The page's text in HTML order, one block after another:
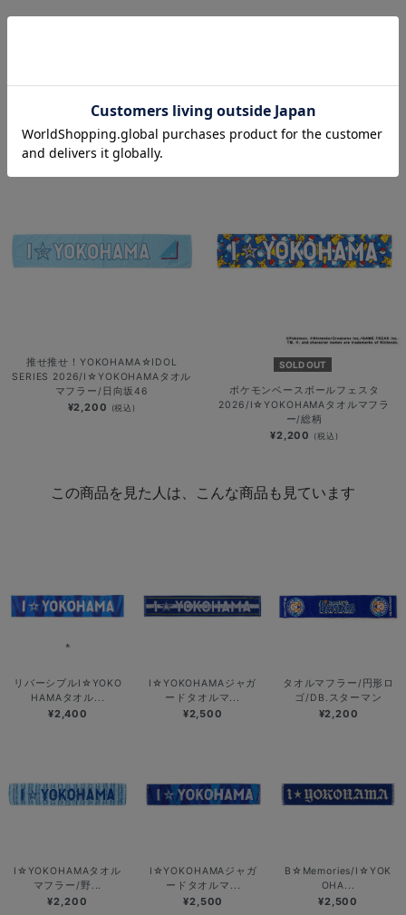
SERIES 2026/I☆YOKOHAMAタオル
¥2,200(税込)
SERIES 2026/I☆YOKOHAMAタオル
マフラー/AKB48
¥2,200(税込)
推せ推せ！YOKOHAMA☆IDOL
SERIES 2026/I☆YOKOHAMAタオル
マフラー/日向坂46
¥2,200 (税込)
SOLD OUT
ポケモンベースボールフェスタ
2026/I☆YOKOHAMAタオルマフラ
ー/総柄
¥2,200 (税込)
この商品を見た人は、こんな商品も見ています
リバーシブルI☆YOKO
HAMAタオル...
¥2,400
I☆YOKOHAMAジャガ
ードタオルマ...
¥2,500
タオルマフラー/円形ロ
ゴ/DB.スターマン
¥2,200
I☆YOKOHAMAタオル
マフラー/野...
¥2,200
I☆YOKOHAMAジャガ
ードタオルマ...
¥2,500
B☆Memories/I☆YOK
OHA...
¥2,500